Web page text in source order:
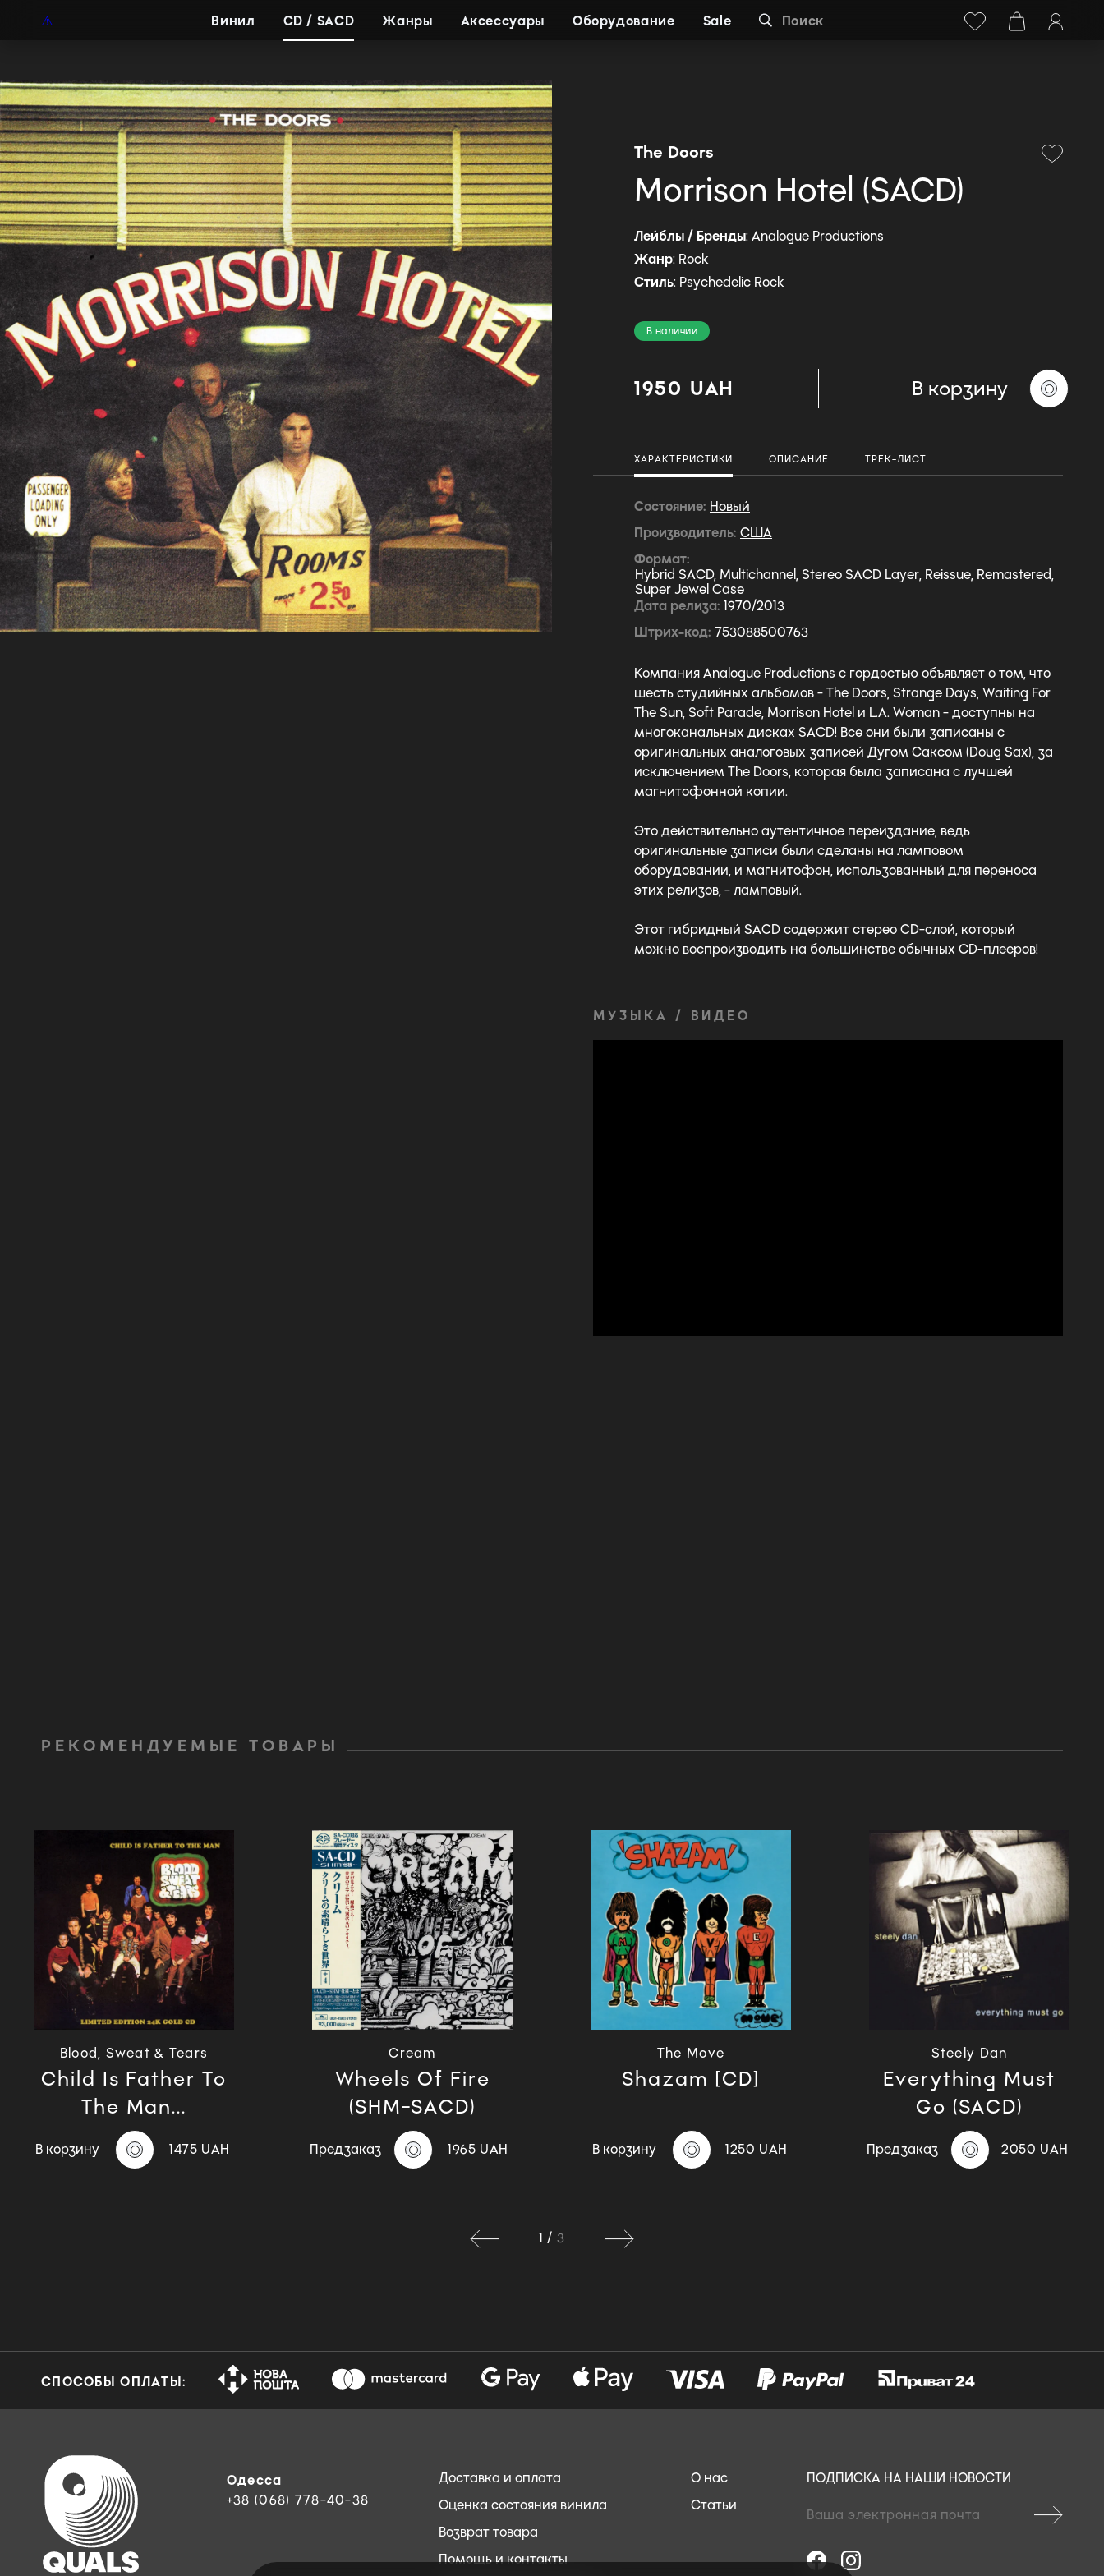
+38 (068) 778-40-38
Винил CD / SACD Жанры Аксессуары Оборудование Sale Поиск
The Doors
Morrison Hotel (SACD)
Лейблы / Бренды: Analogue Productions
Жанр: Rock
Стиль: Psychedelic Rock
В наличии
1950 UAH В корзину
ХАРАКТЕРИСТИКИ ОПИСАНИЕ ТРЕК-ЛИСТ
Состояние Новый
Производитель США
Формат
Hybrid SACD, Multichannel, Stereo SACD Layer, Reissue, Remastered,
Super Jewel Case
Дата релиза 1970/2013
Штрих-код 753088500763
Компания Analogue Productions с гордостью объявляет о том, что
шесть студийных альбомов - The Doors, Strange Days, Waiting For
The Sun, Soft Parade, Morrison Hotel и L.A. Woman - доступны на
многоканальных дисках SACD! Все они были записаны с
оригинальных аналоговых записей Дугом Саксом (Doug Sax), за
исключением The Doors, которая была записана с лучшей
магнитофонной копии.
Это действительно аутентичное переиздание, ведь
оригинальные записи были сделаны на ламповом
оборудовании, и магнитофон, использованный для переноса
этих релизов, - ламповый.
Этот гибридный SACD содержит стерео CD-слой, который
можно воспроизводить на большинстве обычных CD-плееров!
МУЗЫКА / ВИДЕО
РЕКОМЕНДУЕМЫЕ ТОВАРЫ
Blood, Sweat & Tears
Child Is Father To
The Man...
В корзину 1475 UAH
Cream
Wheels Of Fire
(SHM-SACD)
Предзаказ 1965 UAH
The Move
Shazam [CD]
В корзину 1250 UAH
Steely Dan
Everything Must
Go (SACD)
Предзаказ 2050 UAH
1 / 3
СПОСОБЫ ОПЛАТЫ:
Одесса
+38 (068) 778-40-38
Доставка и оплата
Оценка состояния винила
Возврат товара
Помощь и контакты
О нас
Статьи
ПОДПИСКА НА НАШИ НОВОСТИ